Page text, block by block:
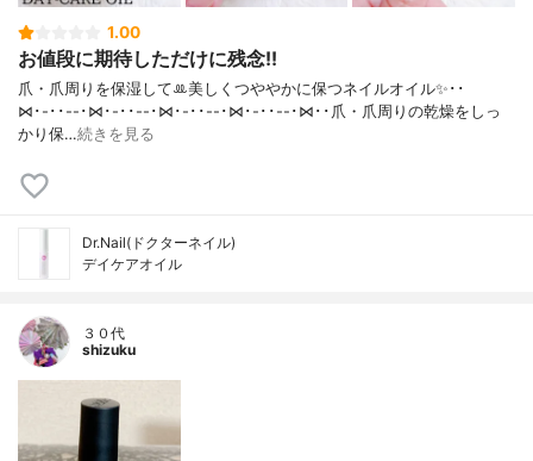
1.00
お値段に期待しただけに残念!!
爪・爪周りを保湿してꔛ‬美しくつややかに保つネイルオイル✨･･
⋈･-･･--･⋈･-･･--･⋈･-･･--･⋈･-･･--･⋈･･爪・爪周りの乾燥をしっ
かり保…続きを見る
Dr.Nail(ドクターネイル)
デイケアオイル
３０代
shizuku